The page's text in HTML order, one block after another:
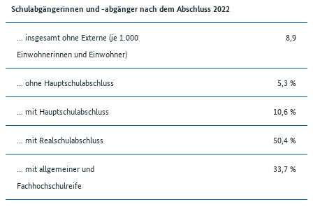
Schulabgängerinnen und -abgänger nach dem Abschluss 2022
... insgesamt ohne Externe (je 1.000
Einwohnerinnen und Einwohner)
8,9
... ohne Hauptschulabschluss 5,3 %
... mit Hauptschulabschluss 10,6 %
... mit Realschulabschluss 50,4 %
... mit allgemeiner und
Fachhochschulreife
33,7 %